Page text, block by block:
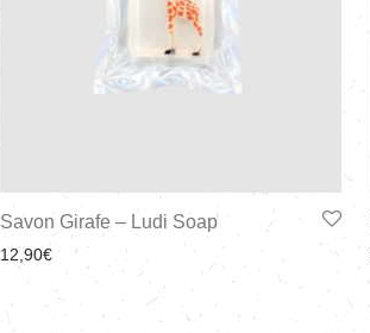
Savon Girafe – Ludi Soap
12,90€